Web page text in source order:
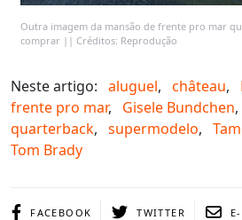
Outra imagem da mansão de frente pro mar
comprar || Créditos: Reprodução
Neste artigo: aluguel, château,
frente pro mar, Gisele Bundchen,
quarterback, supermodelo,
Tom Brady
FACEBOOK TWITTER